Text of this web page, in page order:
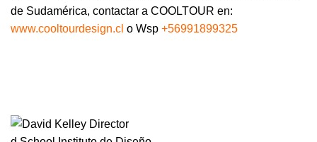
de Sudamérica, contactar a COOLTOUR en:
www.cooltourdesign.cl o Wsp +56991899325